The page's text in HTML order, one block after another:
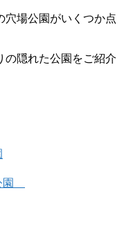
穴場公園がいくつか点
の隠れた公園をご紹介
園